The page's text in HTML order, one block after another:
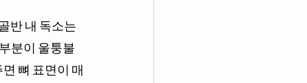
분이 울퉁불
뼈 표면이 매